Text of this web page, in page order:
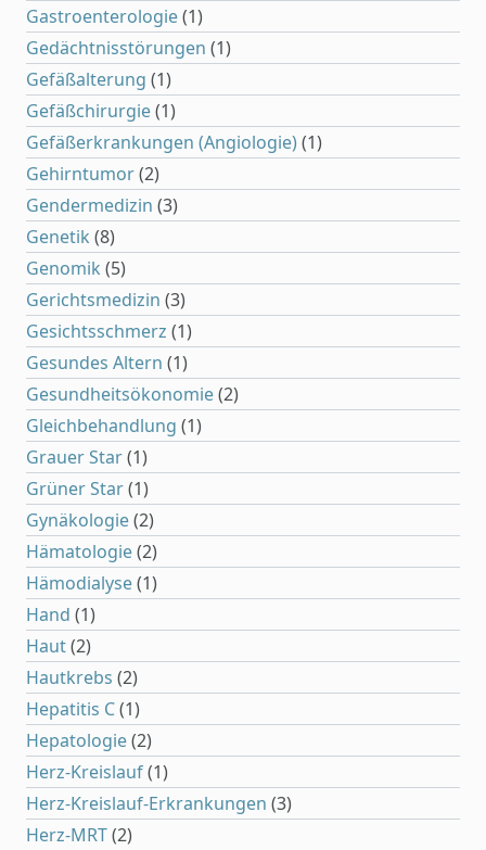
Gastroenterologie(1)
Gedächtnisstörungen (1)
Gefäßalterung (1)
Gefäßchirurgie(1)
Gefäßerkrankungen (Angiologie)(1)
Gehirntumor(2)
Gendermedizin (3)
Genetik (8)
Genomik (5)
Gerichtsmedizin (3)
Gesichtsschmerz (1)
Gesundes Altern (1)
Gesundheitsökonomie(2)
Gleichbehandlung (1)
Grauer Star(1)
Grüner Star(1)
Gynäkologie(2)
Hämatologie(2)
Hämodialyse(1)
Hand (1)
Haut(2)
Hautkrebs (2)
Hepatitis C(1)
Hepatologie(2)
Herz-Kreislauf(1)
Herz-Kreislauf-Erkrankungen (3)
Herz-MRT(2)